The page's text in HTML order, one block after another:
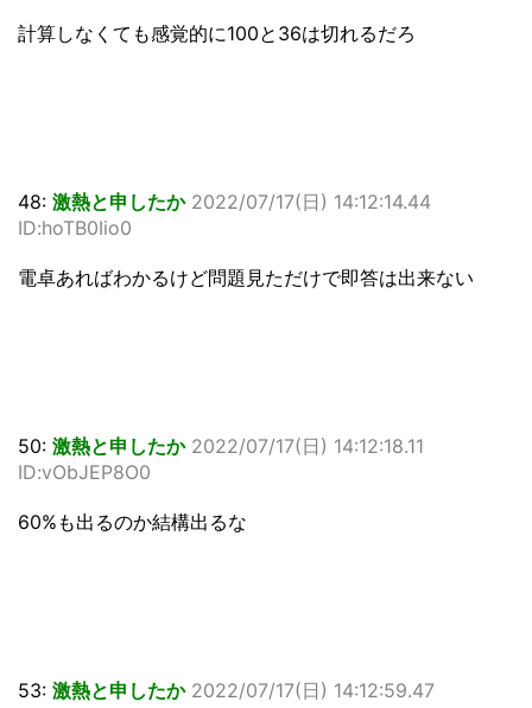
計算しなくても感覚的に100と36は切れるだろ
48: 激熱と申したか 2022/07/17(日) 14:12:14.44
ID:hoTB0Iio0
電卓あればわかるけど問題見ただけで即答は出来ない
50: 激熱と申したか 2022/07/17(日) 14:12:18.11
ID:vObJEP8O0
60%も出るのか結構出るな
53: 激熱と申したか 2022/07/17(日) 14:12:59.47